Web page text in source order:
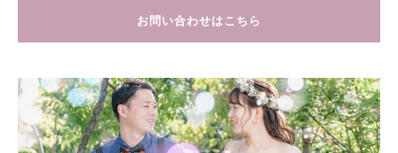
お問い合わせはこちら